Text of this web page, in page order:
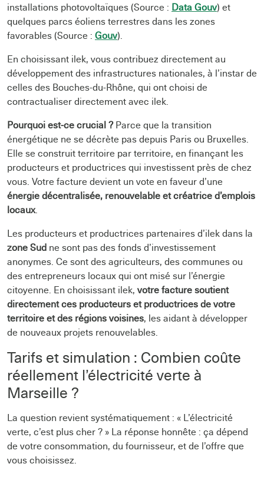
installations photovoltaïques (Source : Data Gouv) et
quelques parcs éoliens terrestres dans les zones
favorables (Source : Gouv).
En choisissant ilek, vous contribuez directement au
développement des infrastructures nationales, à l’instar de
celles des Bouches-du-Rhône, qui ont choisi de
contractualiser directement avec ilek.
Pourquoi est-ce crucial ?Parce que la transition
énergétique ne se décrète pas depuis Paris ou Bruxelles.
Elle se construit territoire par territoire, en finançant les
producteurs et productrices qui investissent près de chez
vous. Votre facture devient un vote en faveur d’une
énergie décentralisée, renouvelable et créatrice d’emplois
locaux.
Les producteurs et productrices partenaires d’ilek dans la
zone Sud ne sont pas des fonds d’investissement
anonymes. Ce sont des agriculteurs, des communes ou
des entrepreneurs locaux qui ont misé sur l’énergie
citoyenne. En choisissant ilek, votre facture soutient
directement ces producteurs et productrices de votre
territoire et des régions voisines, les aidant à développer
de nouveaux projets renouvelables.
Tarifs et simulation : Combien coûte
réellement l’électricité verte à
Marseille ?
La question revient systématiquement : « L’électricité
verte, c’est plus cher ? » La réponse honnête : ça dépend
de votre consommation, du fournisseur, et de l’offre que
vous choisissez.